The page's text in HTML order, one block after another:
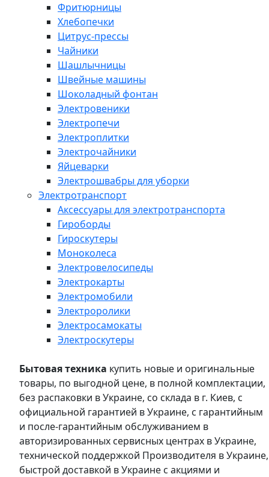
Фритюрницы
Хлебопечки
Цитрус-прессы
Чайники
Шашлычницы
Швейные машины
Шоколадный фонтан
Электровеники
Электропечи
Электроплитки
Электрочайники
Яйцеварки
Электрошвабры для уборки
Электротранспорт
Аксессуары для электротранспорта
Гироборды
Гироскутеры
Моноколеса
Электровелосипеды
Электрокарты
Электромобили
Электроролики
Электросамокаты
Электроскутеры
Бытовая техника купить новые и оригинальные
товары, по выгодной цене, в полной комплектации,
без распаковки в Украине, со склада в г. Киев, с
официальной гарантией в Украине, с гарантийным
и после-гарантийным обслуживанием в
авторизированных сервисных центрах в Украине,
технической поддержкой Производителя в Украине,
быстрой доставкой в Украине с акциями и